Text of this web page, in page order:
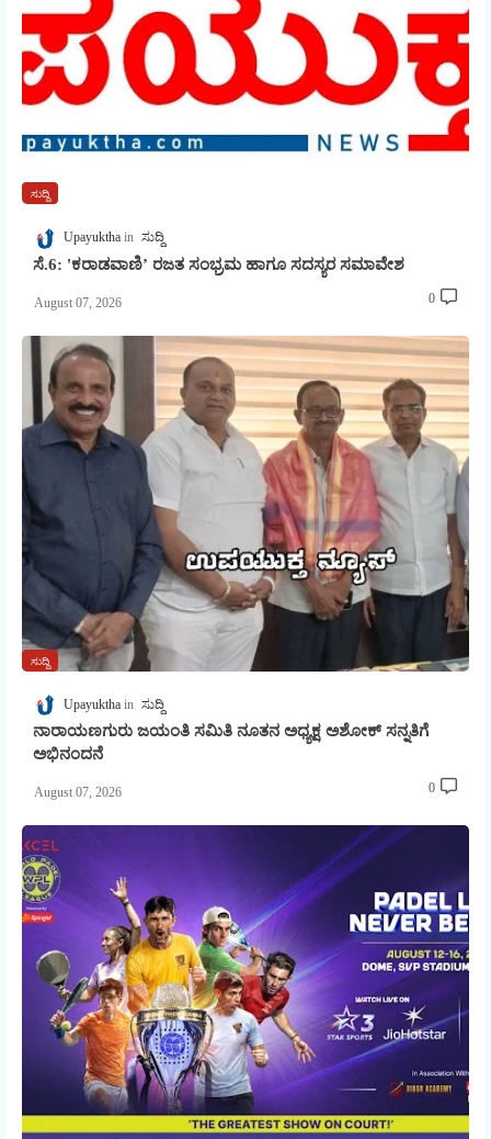
ಸುದ್ದಿ
Upayuktha ಸುದ್ದಿ
ಸೆ.6: 'ಕರಾಡವಾಣಿ’ ರಜತ ಸಂಭ್ರಮ ಹಾಗೂ ಸದಸ್ಯರ ಸಮಾವೇಶ
August 07, 2026 0
ಸುದ್ದಿ
Upayuktha ಸುದ್ದಿ
ನಾರಾಯಣಗುರು ಜಯಂತಿ ಸಮಿತಿ ನೂತನ ಅಧ್ಯಕ್ಷ ಅಶೋಕ್ ಸನ್ನತಿಗೆ
ಅಭಿನಂದನೆ
August 07, 2026 0